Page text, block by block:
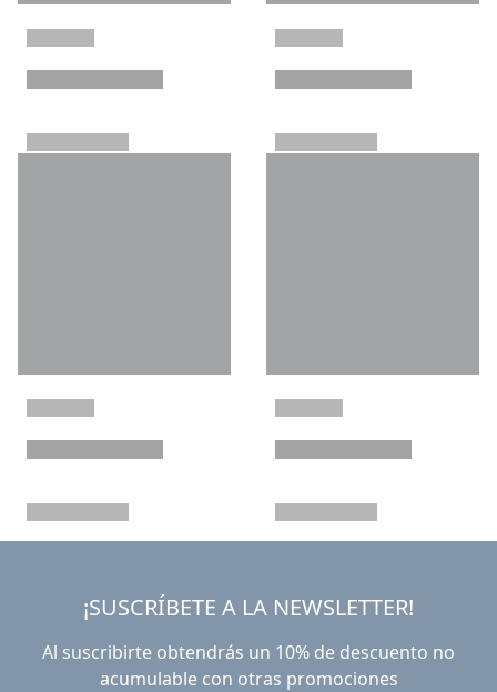
¡SUSCRÍBETE A LA NEWSLETTER!
Al suscribirte obtendrás un 10% de descuento no
acumulable con otras promociones